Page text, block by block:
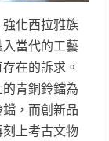
化西拉雅族
當代的工藝
在的訴求。
青銅鈴鐺為
，而創新品
上考古文物